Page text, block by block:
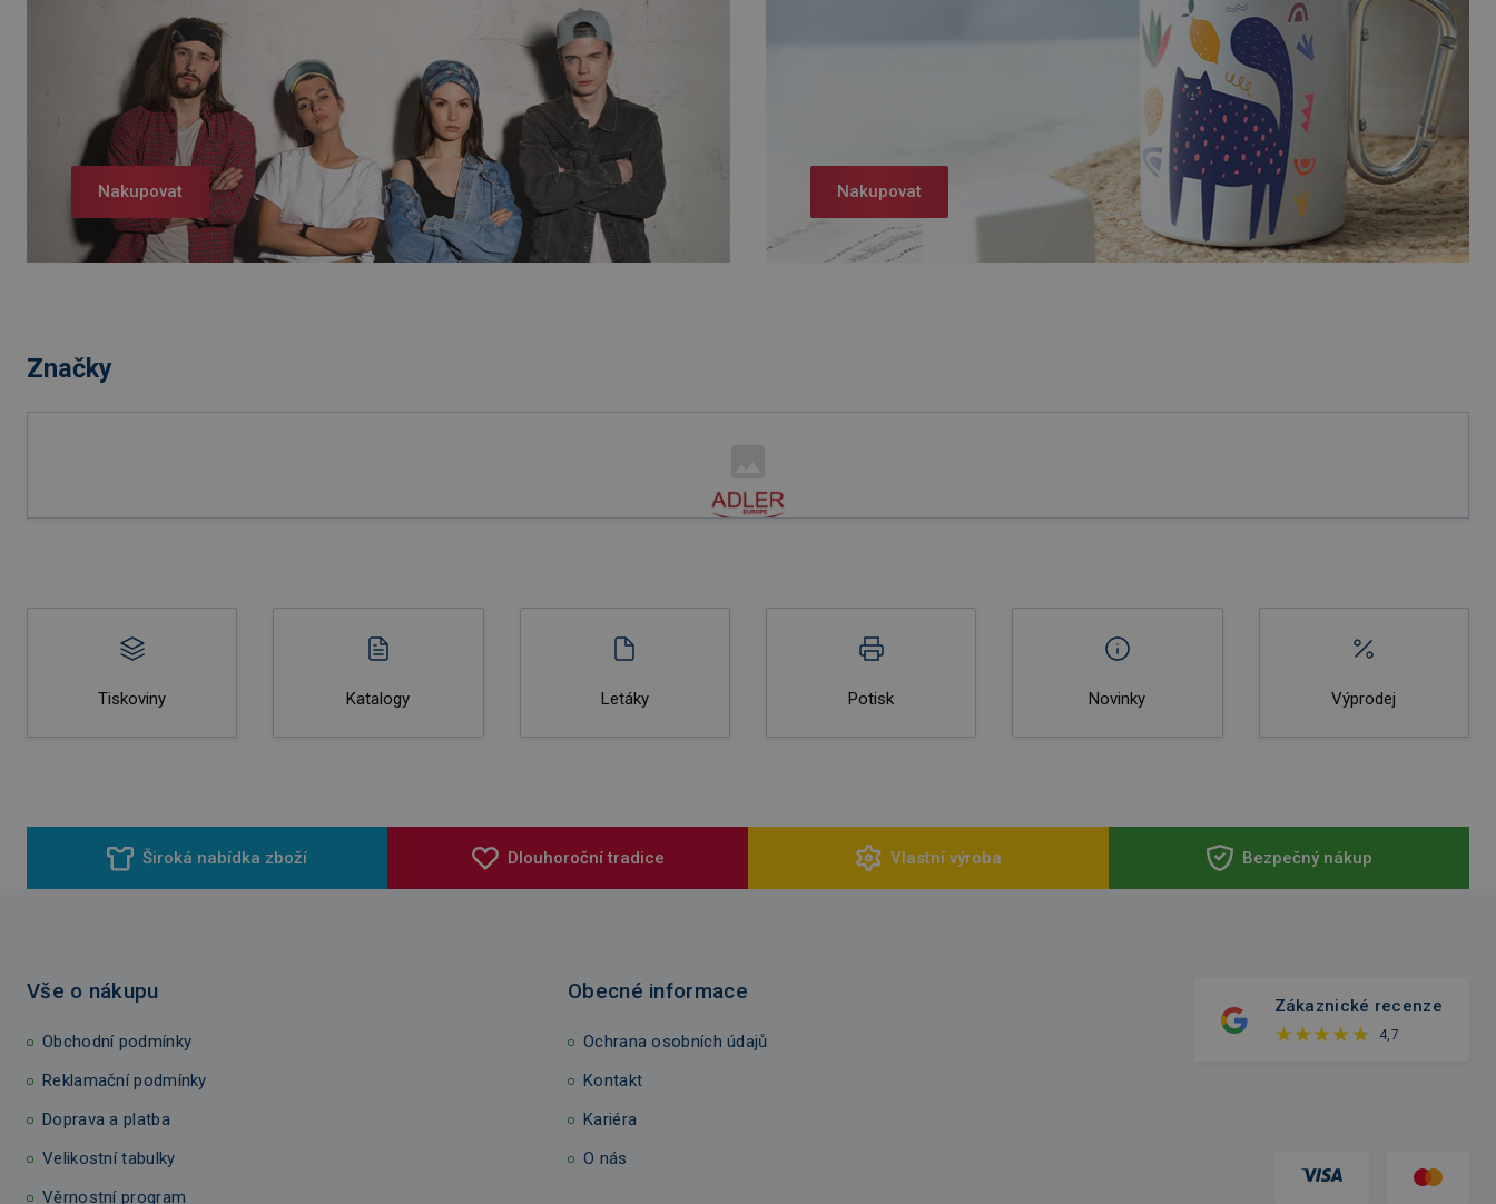
Nakupovat Nakupovat
Značky
Tiskoviny Katalogy Letáky Potisk Novinky Výprodej
Široká nabídka zboží Dlouhoroční tradice Vlastní výroba Bezpečný nákup
Vše o nákupu
Obchodní podmínky
Reklamační podmínky
Doprava a platba
Velikostní tabulky
Věrnostní program
Obecné informace
Ochrana osobních údajů
Kontakt
Kariéra
O nás
Zákaznické recenze
4,7